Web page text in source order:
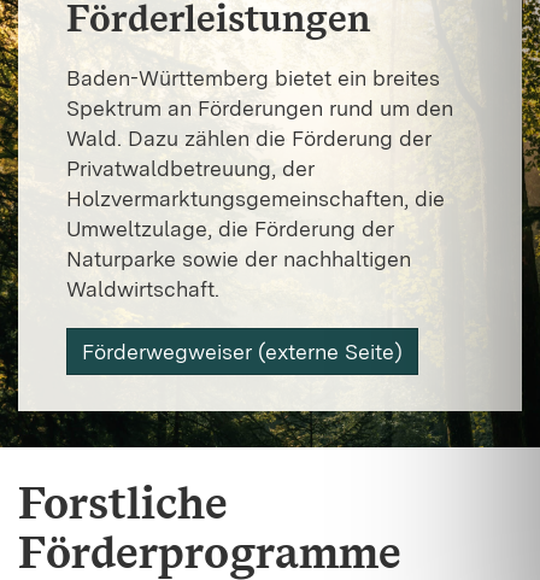
Förderleistungen
Baden-Württemberg bietet ein breites
Spektrum an Förderungen rund um den
Wald. Dazu zählen die Förderung der
Privatwaldbetreuung, der
Holzvermarktungsgemeinschaften, die
Umweltzulage, die Förderung der
Naturparke sowie der nachhaltigen
Waldwirtschaft.
Förderwegweiser (externe Seite)
Forstliche
Förderprogramme